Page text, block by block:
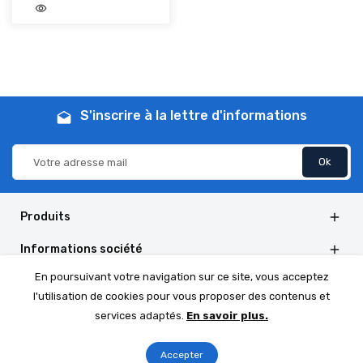
add_shopping_cartvisibility
drafts S'inscrire à la lettre d'informations
Produits 
Informations société 
Informations de la boutique 
© 2026 - Boutique PrestaShop™ par DomWest.com
En poursuivant votre navigation sur ce site, vous acceptez
l'utilisation de cookies pour vous proposer des contenus et
services adaptés. En savoir plus.
Accepter